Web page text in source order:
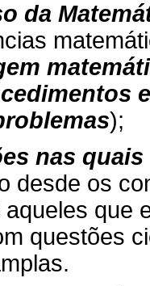
da
);
nas quais
desde os
que
questões